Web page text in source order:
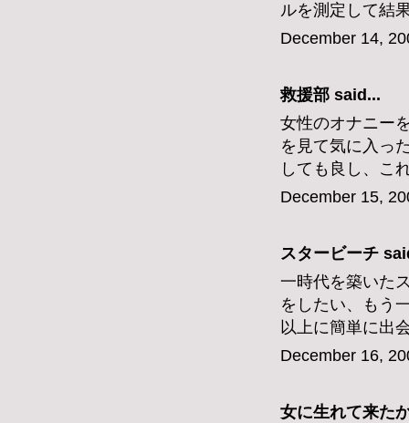
ルを測定して結
December 14,
救援部 said...
女性のオナニー
を見て気に入っ
しても良し、こ
December 15,
スタービーチ
一時代を築いた
をしたい、もう
以上に簡単に出
December 16,
女に生れて来た